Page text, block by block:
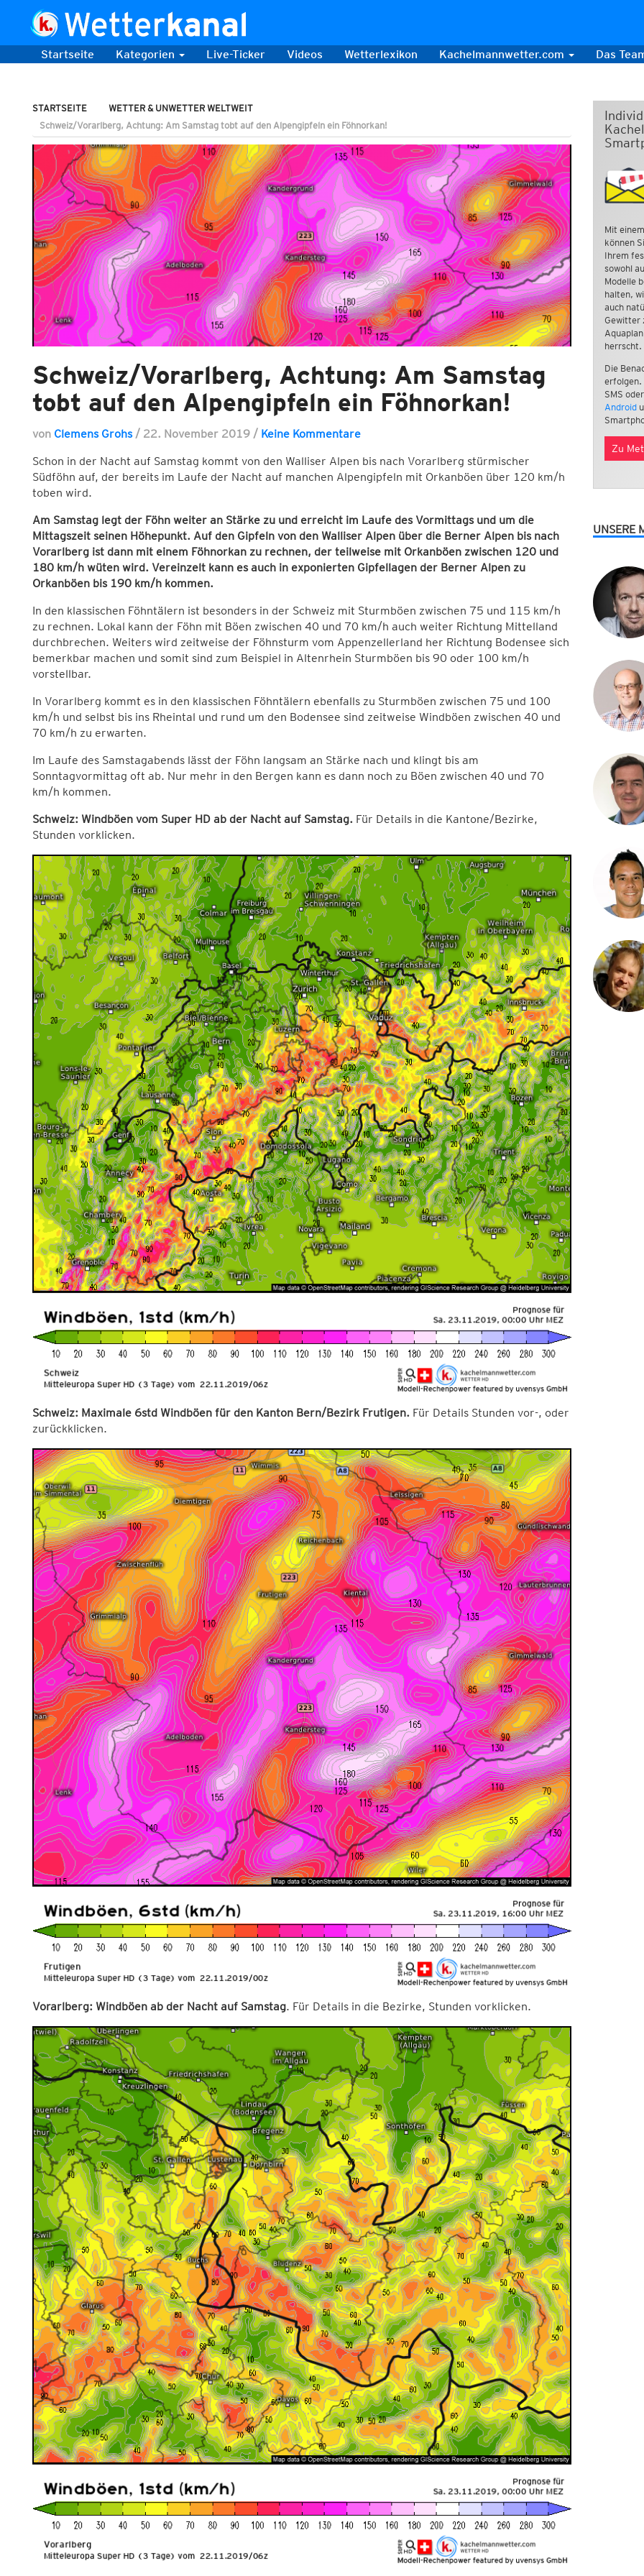
Startseite Kategorien Live-Ticker Videos Wetterlexikon Kachelmannwetter.com Das
STARTSEITE
WETTER & UNWETTER WELTWEIT
Schweiz/Vorarlberg, Achtung: Am Samstag tobt auf den Alpengipfeln ein Föhnorkan!
Schweiz/Vorarlberg, Achtung: Am Samstag
tobt auf den Alpengipfeln ein Föhnorkan!
von Clemens Grohs / 22. November 2019 / Keine Kommentare
Schon in der Nacht auf Samstag kommt von den Walliser Alpen bis nach Vorarlberg stürmischer
Südföhn auf, der bereits im Laufe der Nacht auf manchen Alpengipfeln mit Orkanböen über 120 km/h
toben wird.
Am Samstag legt der Föhn weiter an Stärke zu und erreicht im Laufe des Vormittags und um die
Mittagszeit seinen Höhepunkt. Auf den Gipfeln von den Walliser Alpen über die Berner Alpen bis nach
Vorarlberg ist dann mit einem Föhnorkan zu rechnen, der teilweise mit Orkanböen zwischen 120 und
180 km/h wüten wird. Vereinzelt kann es auch in exponierten Gipfellagen der Berner Alpen zu
Orkanböen bis 190 km/h kommen.
In den klassischen Föhntälern ist besonders in der Schweiz mit Sturmböen zwischen 75 und 115 km/h
zu rechnen. Lokal kann der Föhn mit Böen zwischen 40 und 70 km/h auch weiter Richtung Mittelland
durchbrechen. Weiters wird zeitweise der Föhnsturm vom Appenzellerland her Richtung Bodensee sich
bemerkbar machen und somit sind zum Beispiel in Altenrhein Sturmböen bis 90 oder 100 km/h
vorstellbar.
In Vorarlberg kommt es in den klassischen Föhntälern ebenfalls zu Sturmböen zwischen 75 und 100
km/h und selbst bis ins Rheintal und rund um den Bodensee sind zeitweise Windböen zwischen 40 und
70 km/h zu erwarten.
Im Laufe des Samstagabends lässt der Föhn langsam an Stärke nach und klingt bis am
Sonntagvormittag oft ab. Nur mehr in den Bergen kann es dann noch zu Böen zwischen 40 und 70
km/h kommen.
Schweiz: Windböen vom Super HD ab der Nacht auf Samstag. Für Details in die Kantone/Bezirke,
Stunden vorklicken.
Schweiz: Maximale 6std Windböen für den Kanton Bern/Bezirk Frutigen.Für Details Stunden vor-, oder
zurückklicken.
Vorarlberg: Windböen ab der Nacht auf Samstag. Für Details in die Bezirke, Stunden vorklicken.
Mit
können
Ihrem
sowohl
Modelle
halten,
auch
Gewitter
herrscht.
Die
erfolgen.
SMS
Android
Zu
UNSERE